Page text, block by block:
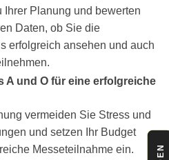
Ihrer Planung und bewerten
Daten, ob Sie die
erfolgreich ansehen und auch
A und O für eine erfolgreiche
vermeiden Sie Stress und
und setzen Ihr Budget
Messeteilnahme ein.